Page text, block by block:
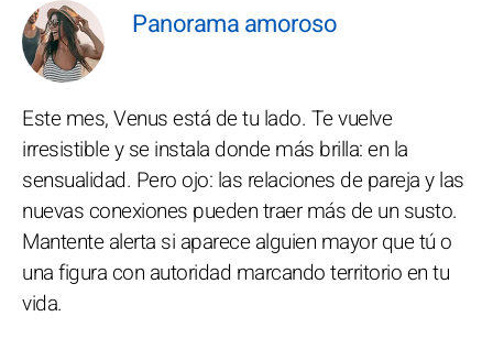
Panorama amoroso
Este mes, Venus está de tu lado. Te vuelve
irresistible y se instala donde más brilla: en la
sensualidad. Pero ojo: las relaciones de pareja y las
nuevas conexiones pueden traer más de un susto.
Mantente alerta si aparece alguien mayor que tú o
una figura con autoridad marcando territorio en tu
vida.